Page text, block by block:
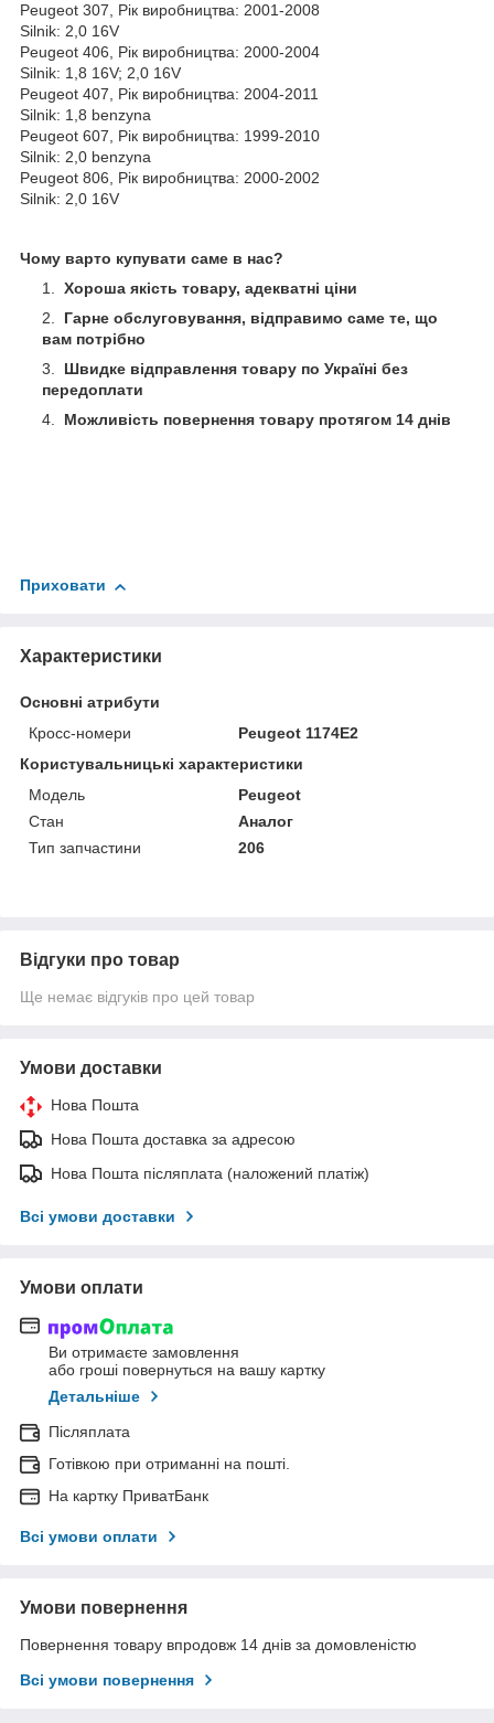
Peugeot 307, Рік виробництва: 2001-2008
Silnik: 2,0 16V
Peugeot 406, Рік виробництва: 2000-2004
Silnik: 1,8 16V; 2,0 16V
Peugeot 407, Рік виробництва: 2004-2011
Silnik: 1,8 benzyna
Peugeot 607, Рік виробництва: 1999-2010
Silnik: 2,0 benzyna
Peugeot 806, Рік виробництва: 2000-2002
Silnik: 2,0 16V
Чому варто купувати саме в нас?
Хороша якість товару, адекватні ціни
Гарне обслуговування, відправимо саме те, що
вам потрібно
Швидке відправлення товару по Україні без
передоплати
Можливість повернення товару протягом 14 днів
Приховати
Характеристики
Основні атрибути
Кросс-номери
Peugeot 1174E2
Користувальницькі характеристики
Мoдель
Peugeot
Стан
Аналог
Тип запчастини
206
Відгуки про товар
Ще немає відгуків про цей товар
Умови доставки
Нова Пошта
Нова Пошта доставка за адресою
Нова Пошта післяплата (наложений платіж)
Всі умови доставки
Умови оплати
Ви отримаєте замовлення
або гроші повернуться на вашу картку
Детальніше
Післяплата
Готівкою при отриманні на пошті.
На картку ПриватБанк
Всі умови оплати
Умови повернення
Повернення товару впродовж 14 днів за домовленістю
Всі умови повернення